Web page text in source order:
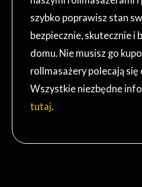
szybko poprawisz stan
bezpiecznie, skutecznie i
domu. Nie musisz go
rollmasażery polecają się
Wszystkie niezbędne
tutaj.